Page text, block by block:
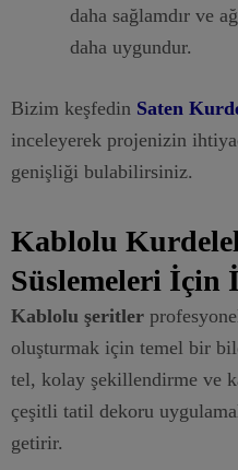
daha sağlamdır ve
daha uygundur.
Bizim keşfedin Saten
inceleyerek projenizin
genişliği bulabilirsiniz.
Kablolu
Süslemeleri İçin
Kablolu şeritler
oluşturmak için temel bir
tel, kolay şekillendirme ve
çeşitli tatil dekoru
getirir.